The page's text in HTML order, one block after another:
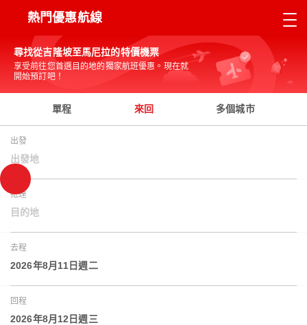
熱門優惠航線
尋找從吉隆坡至馬尼拉的特價機票
享受前往您首選目的地的獨家航班優惠。現在就
開始預訂吧！
單程 來回 多個城市
出發
出發地
抵達
目的地
去程
2026年8月11日週二
回程
2026年8月12日週三